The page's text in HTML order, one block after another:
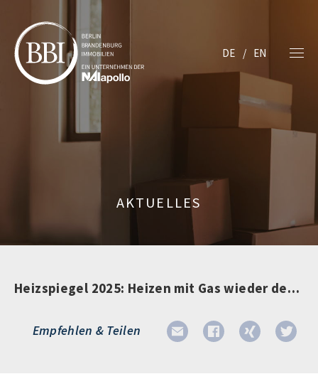
DE EN
AKTUELLES
Heizspiegel 2025: Heizen mit Gas wieder deutlich teurer – Wärmepumpen seit 2022 günstiger
Empfehlen & Teilen